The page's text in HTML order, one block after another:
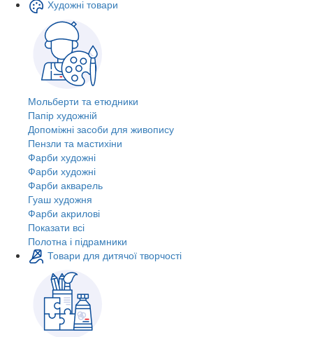
Художні товари
Мольберти та етюдники
Папір художній
Допоміжні засоби для живопису
Пензли та мастихіни
Фарби художні
Фарби художні
Фарби акварель
Гуаш художня
Фарби акрилові
Показати всі
Полотна і підрамники
Товари для дитячої творчості